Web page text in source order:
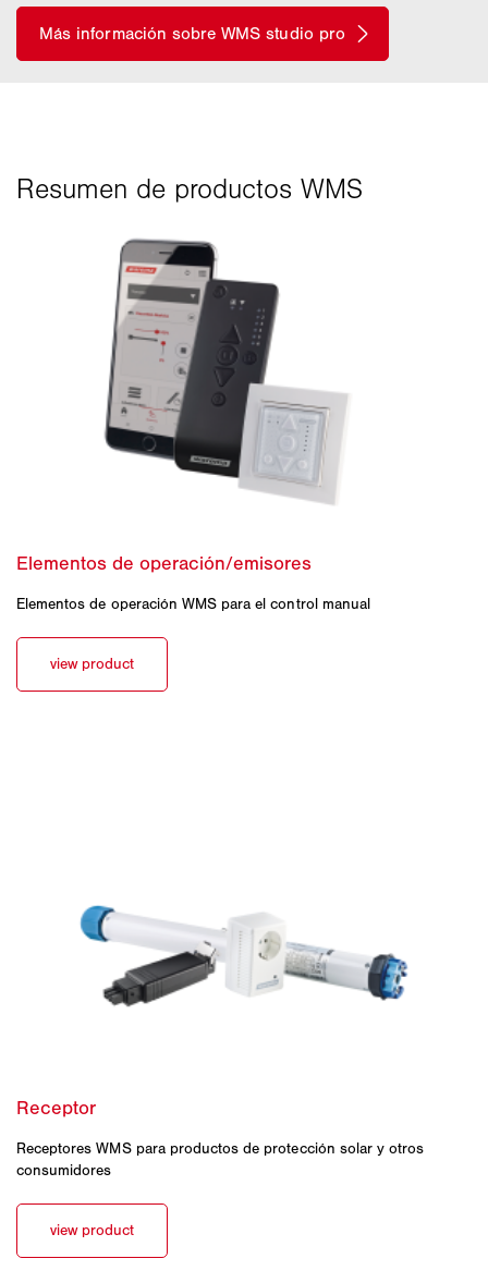
Elementos de operación WMS para el control manual
Receptores WMS para productos de protección solar y otros
consumidores